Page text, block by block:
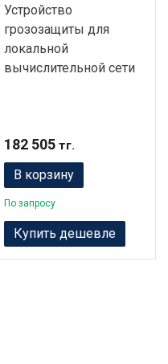
Устройство
грозозащиты для
локальной
вычислительной сети
182 505тг.
В корзину
По запросу
Купить дешевле